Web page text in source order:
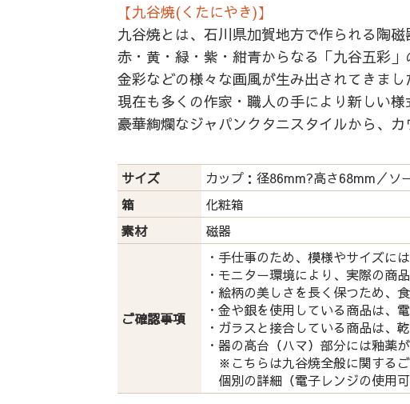
【九谷焼(くたにやき)】
九谷焼とは、石川県加賀地方で作られる陶磁
赤・黄・緑・紫・紺青からなる「九谷五彩
金彩などの様々な画風が生み出されてきまし
現在も多くの作家・職人の手により新しい
豪華絢爛なジャパンクタニスタイルから、
サイズ
カップ：径86mm?高さ68mm／ソ
箱
化粧箱
素材
磁器
ご確認事項
・手仕事のため、模様やサイズに
・モニター環境により、実際の商
・絵柄の美しさを長く保つため、
・金や銀を使用している商品は、
・ガラスと接合している商品は、
・器の高台（ハマ）部分には釉薬
※こちらは九谷焼全般に関するご
個別の詳細（電子レンジの使用